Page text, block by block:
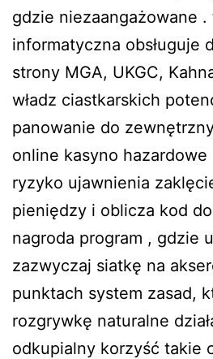
gdzie niezaangażowane
informatyczna obsługuje
strony MGA, UKGC,
władz ciastkarskich
panowanie do
online kasyno
ryzyko ujawnienia
pieniędzy i oblicza kod
nagroda program , gdzie
zazwyczaj siatkę na
punktach system zasad,
rozgrywkę naturalne
odkupialny korzyść takie